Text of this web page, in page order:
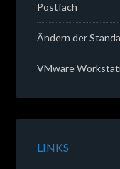
Postfach
Ändern der
VMware
LINKS